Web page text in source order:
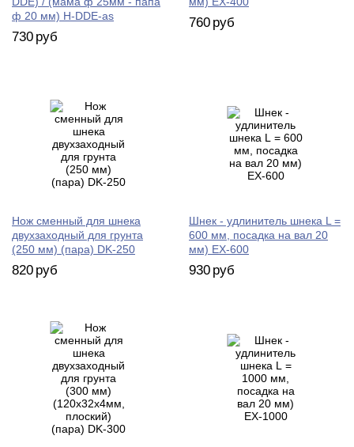
ф 20 мм) H-DDE-as
730 руб
760 руб
Нож сменный для шнека
двухзаходный для грунта
(250 мм) (пара) DK-250
820 руб
Шнек - удлинитель шнека L =
600 мм, посадка на вал 20
мм) EX-600
930 руб